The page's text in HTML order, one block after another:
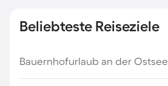
Beliebteste Reiseziele
Bauernhofurlaub an der Ostsee